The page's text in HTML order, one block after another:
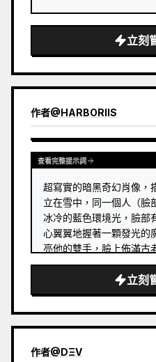
「頭髮」：
「髮型」：「長髮，…
立刻
作者@HARBORIIS
查看完整提示詞
超寫實的暗黑奇幻肖像，
立在雪中，同一個人（臉
冰冷的藍色環境光，臉部
心翼翼地握著一顆發光的
亮他的雙手，臉上佈滿古
痕，眼神專注而深邃，濕
花落在布料上，高度精
圖案和編織繩索，電影般
飄散的雪花顆粒，超詳細
黑暗神秘的背景，8k 解
感…
立刻
作者@DΞV